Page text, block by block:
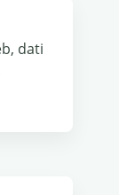
dati